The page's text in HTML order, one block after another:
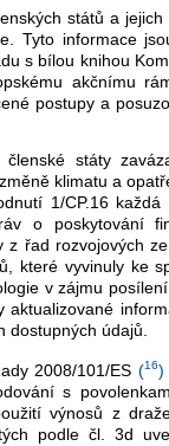
států a
Tyto informace
s bílou knihou
akčnímu
postupy a
státy
klimatu a
1/CP.16
o poskytování
řad rozvojových
které vyvinuly ke
v zájmu
aktualizované
dostupných údajů.
2008/101/ES (16)
s
výnosů z
podle čl. 3d